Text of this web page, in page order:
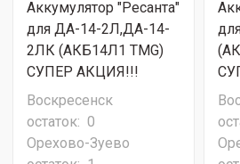
Аккумулятор "Ресанта"
для ДА-14-2Л,ДА-14-
2ЛК (АКБ14Л1 TMG)
СУПЕР АКЦИЯ!!!
Воскресенск
остаток: 0
Орехово-Зуево